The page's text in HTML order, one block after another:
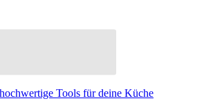
Tools für deine Küche